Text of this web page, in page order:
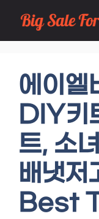
Skip
to
에이엘
DIY키
트, 소
배냇
Best